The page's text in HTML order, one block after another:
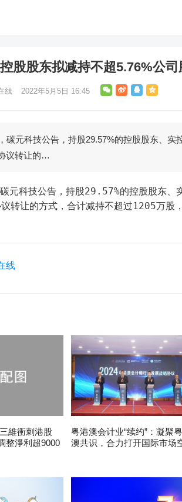
股股东拟减持不超5.76%公司
线 2022年5月5日 16:45
碳元科技公告，持股29.57%的控股股东、实
议转让的…
转让的方式，合计减持不超过1205万股
线
維衝刺港股
整淨利超9000
粤港澳会计业“续约”：凝聚
澳共识，合力打开国际市场